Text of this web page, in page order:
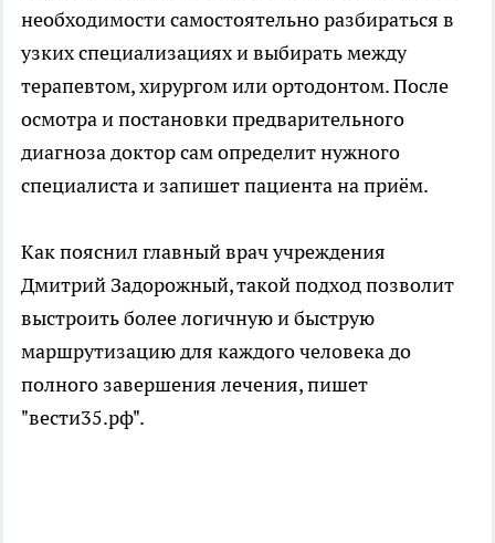
необходимости самостоятельно разбираться в
узких специализациях и выбирать между
терапевтом, хирургом или ортодонтом. После
осмотра и постановки предварительного
диагноза доктор сам определит нужного
специалиста и запишет пациента на приём.
Как пояснил главный врач учреждения
Дмитрий Задорожный, такой подход позволит
выстроить более логичную и быструю
маршрутизацию для каждого человека до
полного завершения лечения, пишет
"вести35.рф".